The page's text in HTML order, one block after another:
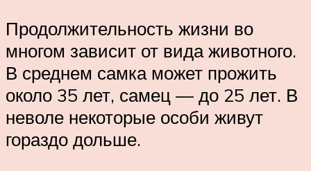
Продолжительность жизни во
многом зависит от вида животного.
В среднем самка может прожить
около 35 лет, самец — до 25 лет. В
неволе некоторые особи живут
гораздо дольше.